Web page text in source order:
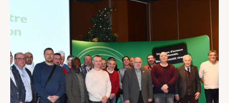
Développement professionnel
Devenir Membre
Actualités